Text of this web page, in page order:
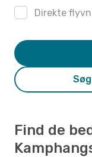
Direkte
Find de